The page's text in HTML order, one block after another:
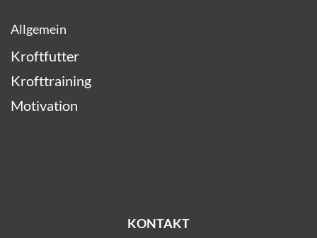
Allgemein
Kroftfutter
Krofttraining
Motivation
KONTAKT